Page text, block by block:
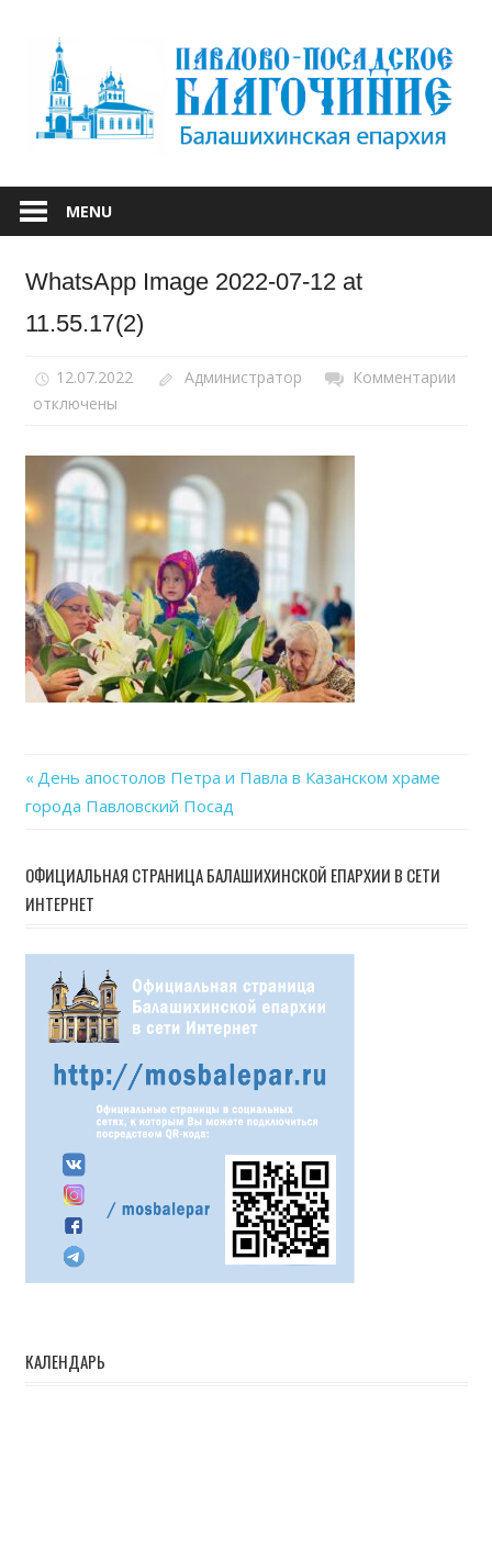
content
ПАВЛОВО-
ПОСАДСКОЕ
MENU
WhatsApp Image 2022-07-12 at
11.55.17(2)
12.07.2022 Администратор Комментарии
отключены
Навигация
записям
Previous
Post:
День апостолов Петра и Павла в Казанском храме
города Павловский Посад
ОФИЦИАЛЬНАЯ СТРАНИЦА БАЛАШИХИНСКОЙ ЕПАРХИИ В СЕТИ
ИНТЕРНЕТ
КАЛЕНДАРЬ